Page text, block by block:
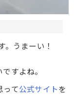
。うまーい！
すよね。
って公式サイト を